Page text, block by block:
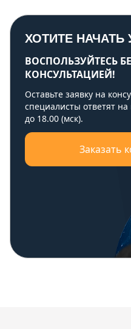
ХОТИТЕ НАЧАТЬ
ВОСПОЛЬЗУЙТЕСЬ
КОНСУЛЬТАЦИЕЙ!
Оставьте заявку на
специалисты ответят
до 18.00 (мск).
Заказать